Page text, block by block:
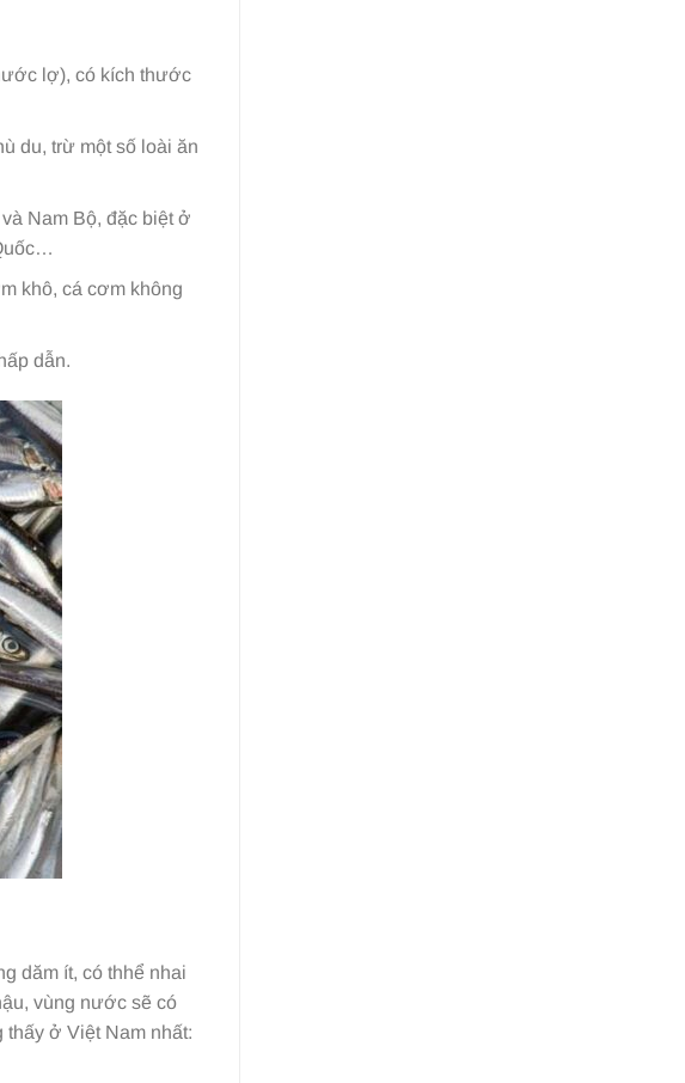
lợ), có kích thước
du, trừ một số loài ăn
Nam Bộ, đặc biệt ở
khô, cá cơm không
dẫn.
dăm ít, có thhể nhai
vùng nước sẽ có
ở Việt Nam nhất: